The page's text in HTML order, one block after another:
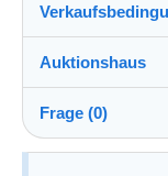
Zusätzliche
Auktionshaus
Frage (0)